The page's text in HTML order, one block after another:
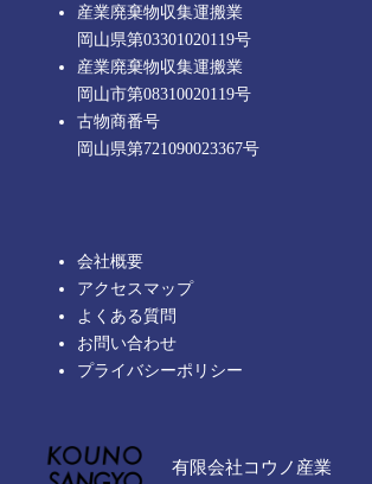
産業廃棄物収集運搬業
岡山県第03301020119号
産業廃棄物収集運搬業
岡山市第08310020119号
古物商番号
岡山県第721090023367号
会社概要
アクセスマップ
よくある質問
お問い合わせ
プライバシーポリシー
有限会社コウノ産業